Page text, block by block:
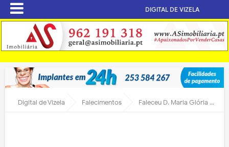
DIGITAL DE VIZELA
Digital de Vizela Falecimentos Faleceu D. Maria Glória Correia